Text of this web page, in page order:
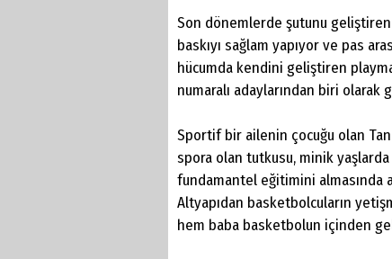
Son dönemlerde şutunu geliştiren
baskıyı sağlam yapıyor ve pas
hücumda kendini geliştiren
numaralı adaylarından biri olarak
Sportif bir ailenin çocuğu olan Tan
spora olan tutkusu, minik
fundamantel eğitimini almasında
Altyapıdan basketbolcuların
hem baba basketbolun içinden